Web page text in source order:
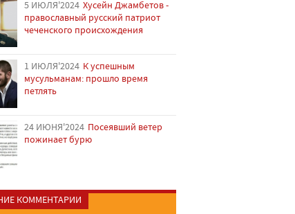
5 ИЮЛЯ'2024 Хусейн Джамбетов -
православный русский патриот
чеченского происхождения
1 ИЮЛЯ'2024 К успешным
мусульманам: прошло время
петлять
24 ИЮНЯ'2024 Посеявший ветер
пожинает бурю
КОММЕНТАРИИ